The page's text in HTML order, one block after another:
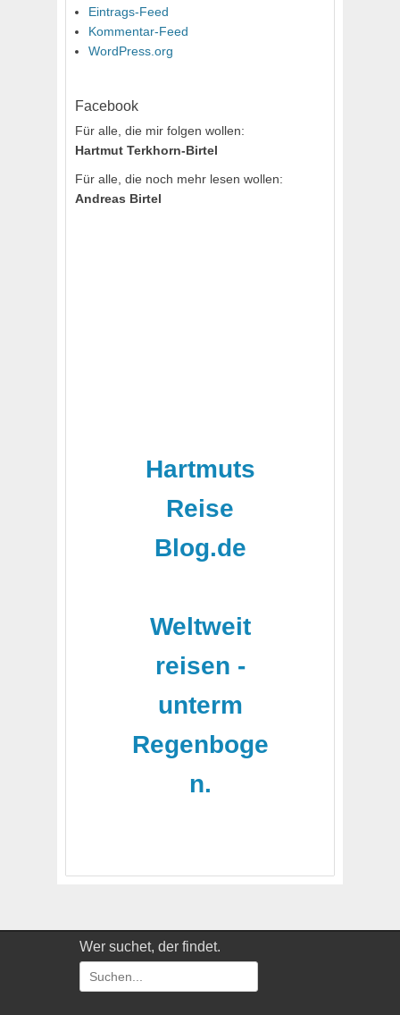
Eintrags-Feed
Kommentar-Feed
WordPress.org
Facebook
Für alle, die mir folgen wollen:
Hartmut Terkhorn-Birtel
Für alle, die noch mehr lesen wollen:
Andreas Birtel
Hartmuts
Reise
Blog.de
Weltweit
reisen -
unterm
Regenboge
n.
Wer suchet, der findet.
Suchen
nach: